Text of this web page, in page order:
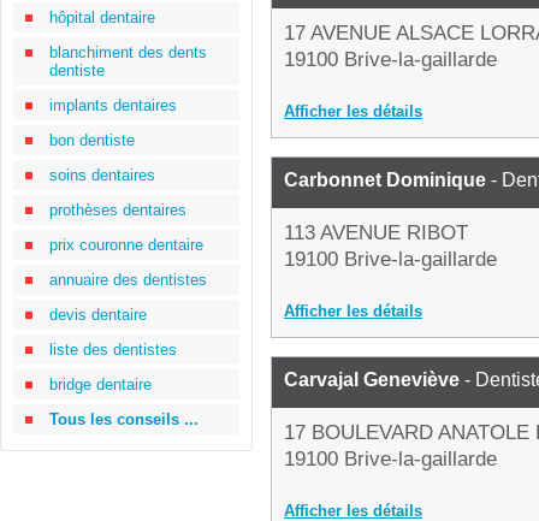
hôpital dentaire
blanchiment des dents
dentiste
implants dentaires
bon dentiste
soins dentaires
prothèses dentaires
prix couronne dentaire
annuaire des dentistes
devis dentaire
liste des dentistes
bridge dentaire
Tous les conseils ...
17 AVENUE ALSACE
19100 Brive-la-gaillarde
Afficher les détails
Carbonnet Dominique -
113 AVENUE RIBOT
19100 Brive-la-gaillarde
Afficher les détails
Carvajal Geneviève -
17 BOULEVARD ANATOLE
19100 Brive-la-gaillarde
Afficher les détails